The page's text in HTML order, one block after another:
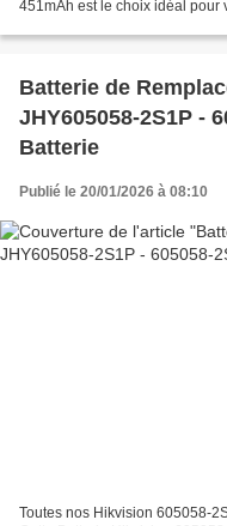
451mAh est le choix idéal pour
Batterie de
JHY605058-2S1P -
Batterie
Publié le 20/01/2026 à 08:10
Toutes nos Hikvision 605058-